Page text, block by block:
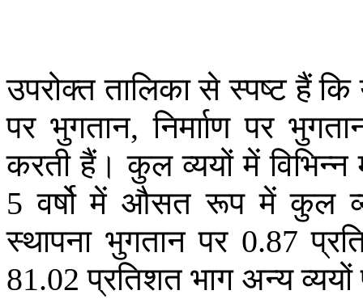
उपरोक्त तालिका से स्पष्ट हैं कि
पर भुगतान,निर्मााण पर
करती हैं। कुल व्ययों में विभिन्न
5वर्षो में औसत रूप में कुल
स्थापना भुगतान पर0.87
81.02प्रतिशत भाग अन्य व्ययों